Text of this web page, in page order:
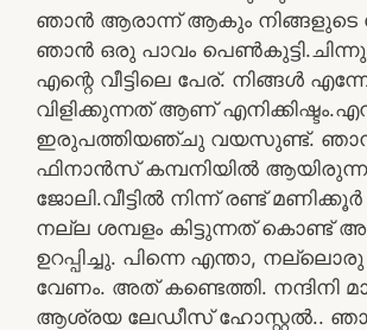
ഞാൻ ആരാന്ന് ആകും നിങ്ങളുടെ
ഞാൻ ഒരു പാവം
എന്റെ വീട്ടിലെ പേര്. നിങ്ങൾ
വിളിക്കുന്നത് ആണ്
ഇരുപത്തിയഞ്ചു വയസുണ്ട്.
ഫിനാൻസ് കമ്പനിയിൽ
ജോലി.വീട്ടിൽ നിന്ന് രണ്ട്
നല്ല ശമ്പളം കിട്ടുന്നത് കൊണ്ട്
ഉറപ്പിച്ചു. പിന്നെ എന്താ,
വേണം. അത് കണ്ടെത്തി. നന്ദിനി
ആശ്രയ ലേഡീസ് ഹോസ്റ്റൽ..